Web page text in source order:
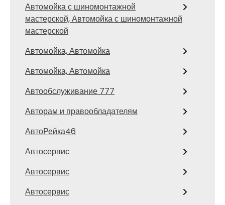
Автомойка с шиномонтажной
мастерской, Автомойка с шиномонтажной
мастерской
Автомойка, Автомойка
Автомойка, Автомойка
Автообслуживание 777
Авторам и правообладателям
АвтоРейка46
Автосервис
Автосервис
Автосервис